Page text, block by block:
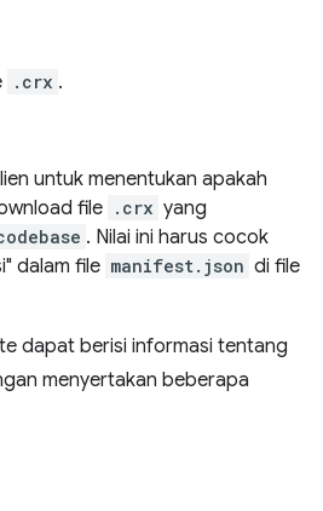
.crx .
untuk menentukan apakah
file .crx yang
. Nilai ini harus cocok
dalam file manifest.json di file
dapat berisi informasi tentang
menyertakan beberapa